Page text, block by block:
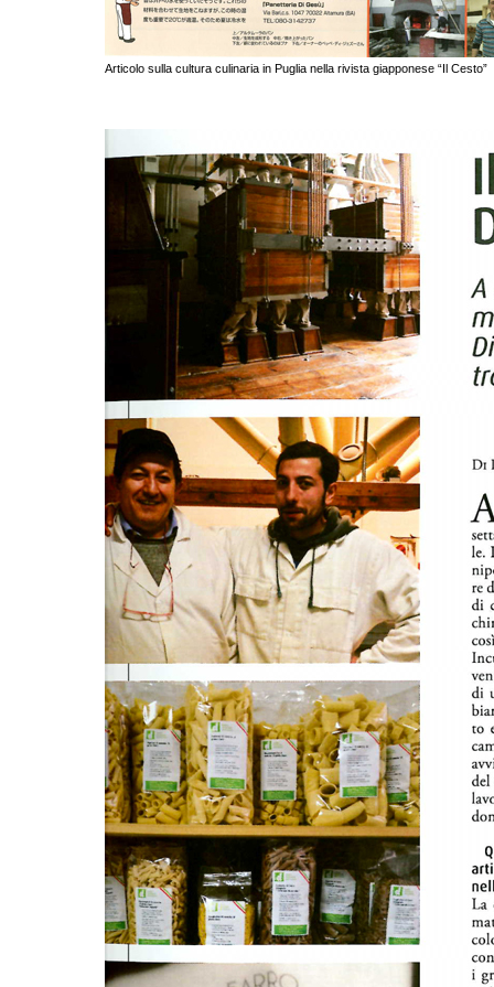
Articolo sulla cultura culinaria in Puglia nella rivista giapponese “Il Cesto”